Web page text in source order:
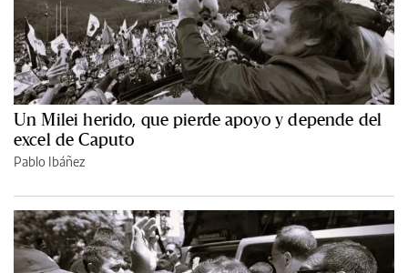
Un Milei herido, que pierde apoyo y depende del
excel de Caputo
Pablo Ibáñez